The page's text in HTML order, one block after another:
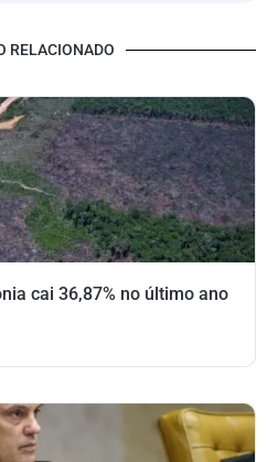
RELACIONADO
cai 36,87% no último ano